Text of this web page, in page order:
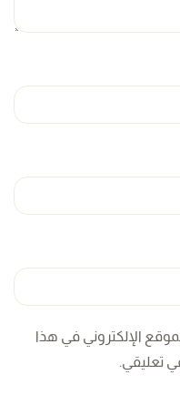
الإلكتروني في هذا
تعليقي.